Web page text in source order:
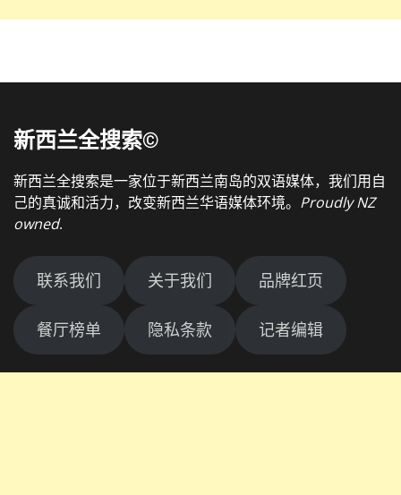
新西兰全搜索©
新西兰全搜索是一家位于新西兰南岛的双语媒体，我们用自
己的真诚和活力，改变新西兰华语媒体环境。 Proudly NZ
owned.
联系我们 关于我们 品牌红页
餐厅榜单 隐私条款 记者编辑